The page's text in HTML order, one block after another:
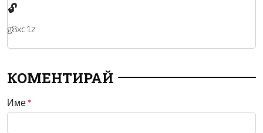
🔓
g8xc1z
КОМЕНТИРАЙ
Име *